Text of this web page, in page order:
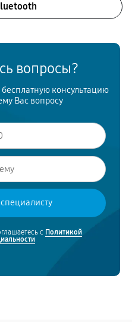
вопросы?
бесплатную консультацию
Вас вопросу
с Политикой